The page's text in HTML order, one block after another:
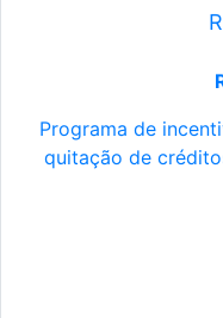
Programa de
quitação de